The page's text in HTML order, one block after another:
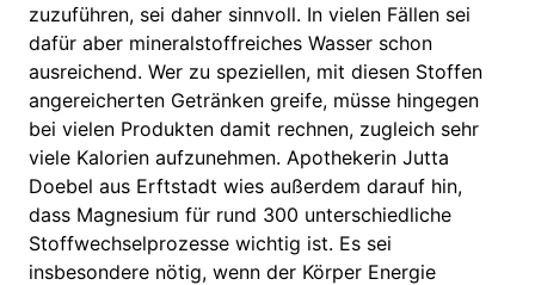
zuzuführen, sei daher sinnvoll. In vielen Fällen sei
dafür aber mineralstoffreiches Wasser schon
ausreichend. Wer zu speziellen, mit diesen Stoffen
angereicherten Getränken greife, müsse hingegen
bei vielen Produkten damit rechnen, zugleich sehr
viele Kalorien aufzunehmen. Apothekerin Jutta
Doebel aus Erftstadt wies außerdem darauf hin,
dass Magnesium für rund 300 unterschiedliche
Stoffwechselprozesse wichtig ist. Es sei
insbesondere nötig, wenn der Körper Energie